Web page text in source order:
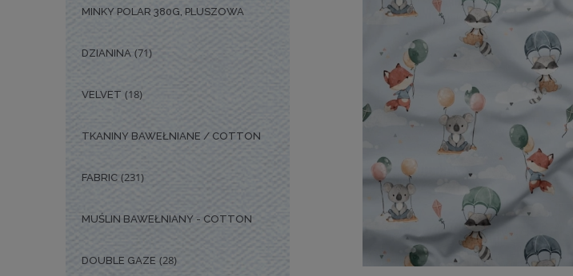
MINKY POLAR 380G, PLUSZOWA
DZIANINA (71)
VELVET (18)
TKANINY BAWEŁNIANE / COTTON
FABRIC (231)
MUŚLIN BAWEŁNIANY - COTTON
DOUBLE GAZE (28)